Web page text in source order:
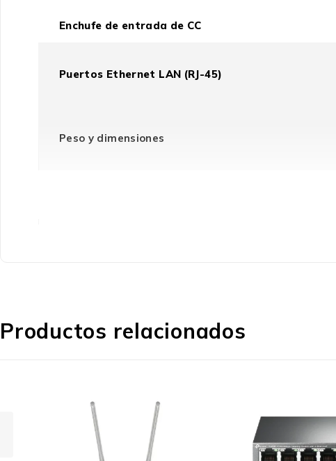
Enchufe de entrada de CC
Puertos Ethernet LAN (RJ-45)
Peso y dimensiones
Profundidad
Productos relacionados